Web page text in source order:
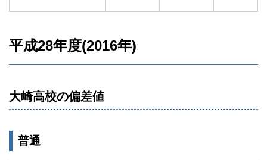
平成28年度(2016年)
大崎高校の偏差値
普通